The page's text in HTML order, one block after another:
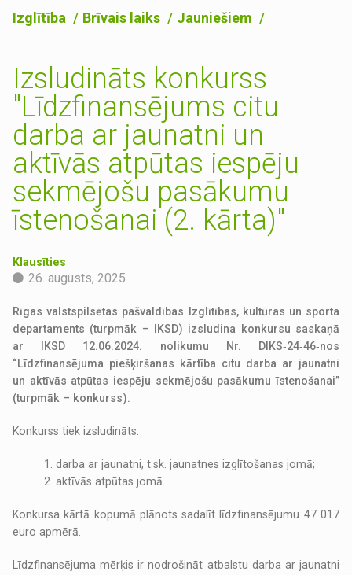
Izglītība Brīvais laiks Jauniešiem
Izsludināts konkurss
"Līdzfinansējums citu
darba ar jaunatni un
aktīvās atpūtas iespēju
sekmējošu pasākumu
īstenošanai (2. kārta)"
Klausīties
26. augusts, 2025
Rīgas valstspilsētas pašvaldības Izglītības, kultūras un sporta
departaments (turpmāk – IKSD) izsludina konkursu saskaņā
ar IKSD 12.06.2024. nolikumu Nr. DIKS‑24‑46‑nos
“Līdzfinansējuma piešķiršanas kārtība citu darba ar jaunatni
un aktīvās atpūtas iespēju sekmējošu pasākumu īstenošanai”
(turpmāk – konkurss).
Konkurss tiek izsludināts:
1. darba ar jaunatni, t.sk. jaunatnes izglītošanas jomā;
2. aktīvās atpūtas jomā.
Konkursa kārtā kopumā plānots sadalīt līdzfinansējumu 47 017
euro apmērā.
Līdzfinansējuma mērķis ir nodrošināt atbalstu darba ar jaunatni